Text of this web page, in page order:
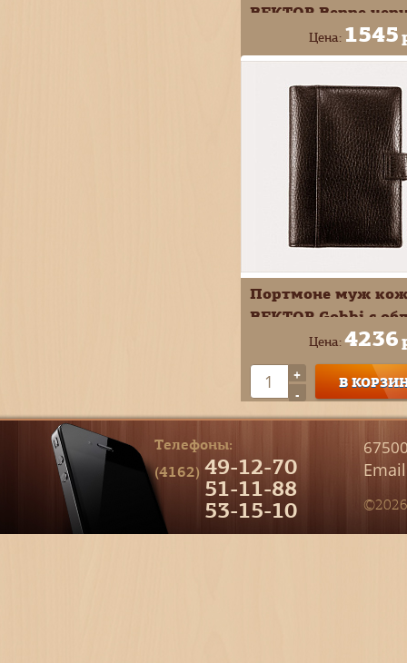
ВЕКТОР Beppe
П-830-2110
Цена: 1545
-
Портмоне муж
ВЕКТОР Gobbi с
документов
коричневый ПМ-
1520
Цена:4236
+
-
В
Телефоны:
(4162) 49-12-70
51-11-88
53-15-10